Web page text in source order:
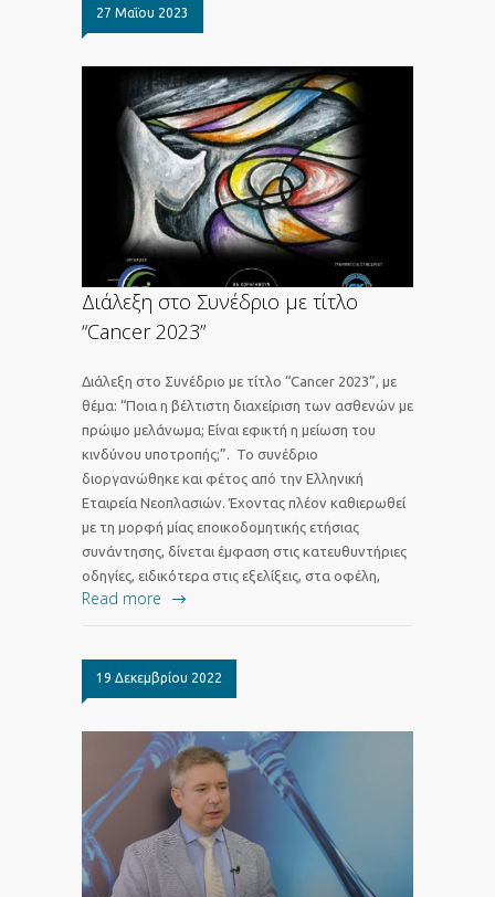
27 Μαΐου 2023
Διάλεξη στο Συνέδριο με τίτλο
“Cancer 2023”
Διάλεξη στο Συνέδριο με τίτλο “Cancer 2023”, με
θέμα: “Ποια η βέλτιστη διαχείριση των ασθενών με
πρώιμο μελάνωμα; Είναι εφικτή η μείωση του
κινδύνου υποτροπής;”. Το συνέδριο
διοργανώθηκε και φέτος από την Ελληνική
Εταιρεία Νεοπλασιών. Έχοντας πλέον καθιερωθεί
με τη μορφή μίας εποικοδομητικής ετήσιας
συνάντησης, δίνεται έμφαση στις κατευθυντήριες
οδηγίες, ειδικότερα στις εξελίξεις, στα οφέλη,
Read more
19 Δεκεμβρίου 2022